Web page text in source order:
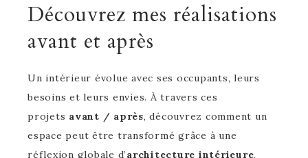
Découvrez mes réalisations
avant et après
Un intérieur évolue avec ses occupants, leurs
besoins et leurs envies. À travers ces
projets avant / après, découvrez comment un
espace peut être transformé grâce à une
réflexion globale d’architecture intérieure,